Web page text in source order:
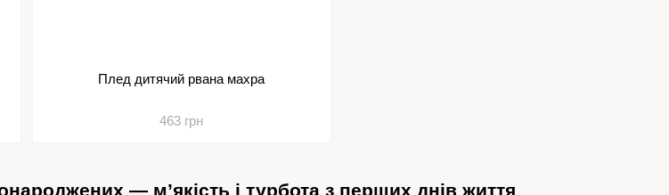
— м’якість і турбота з перших днів життя
Плед дитячий рвана махра
463 грн